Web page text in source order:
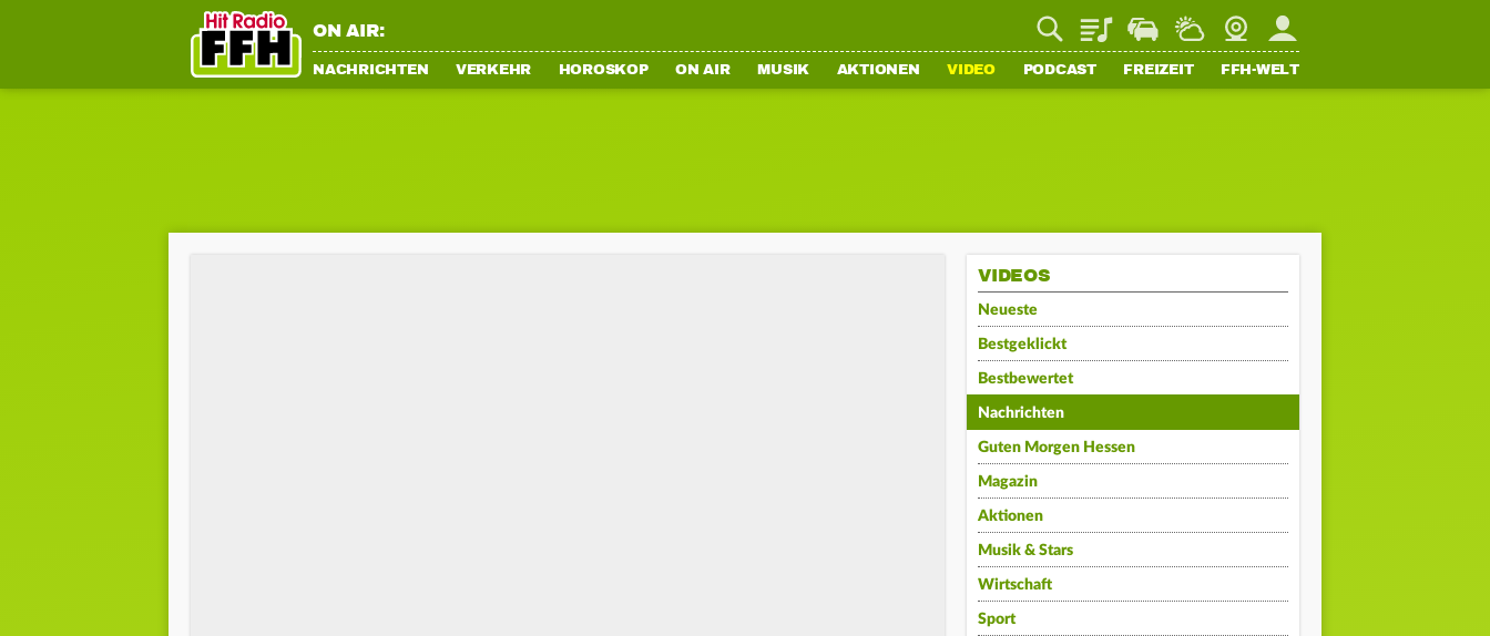
ON AIR: PlaylistStaupilotWetterWebcamMein FFH
NACHRICHTEN VERKEHR HOROSKOP ON AIR MUSIK AKTIONEN VIDEO PODCAST FREIZEIT FFH-WELT
VIDEOS
Neueste
Bestgeklickt
Bestbewertet
Nachrichten
Guten Morgen Hessen
Magazin
Aktionen
Musik & Stars
Wirtschaft
Sport